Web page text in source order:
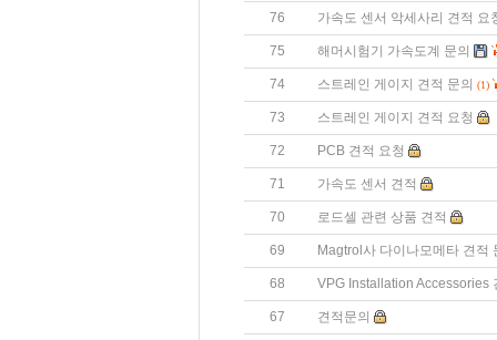
76 가속도 센서 악세사리 견적 요
75 해머시험기 가속도계 문의
74 스트레인 게이지 견적 문의 (1)
73 스트레인 게이지 견적 요청
72 PCB 견적 요청
71 가속도 센서 견적
70 로드셀 관련 상품 견적
69 Magtrol사 다이나모메타 견적
68 VPG Installation Accessories
67 견적문의